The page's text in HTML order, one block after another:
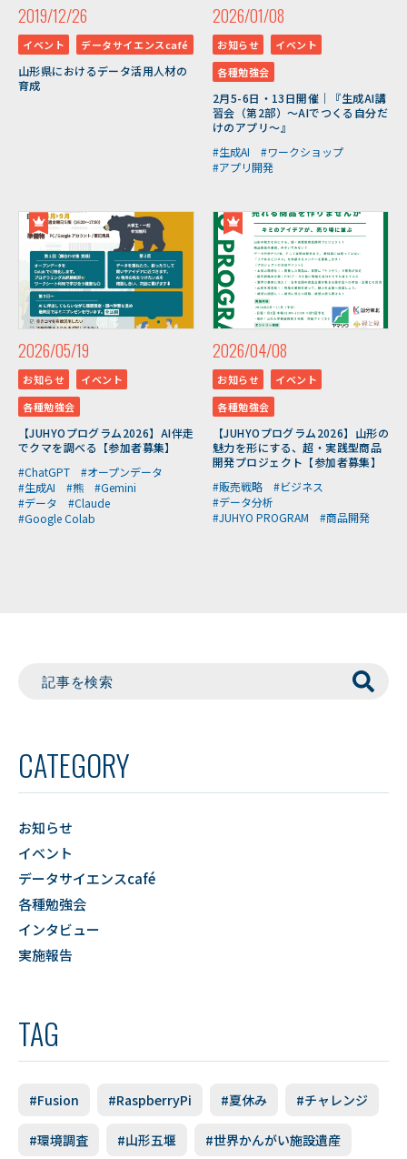
2019/12/26
イベント データサイエンスcafé
山形県におけるデータ活用人材の
育成
2026/01/08
お知らせ
イベント
各種勉強会
2月5-6日・13日開催｜『生成AI講
習会（第2部）～AIでつくる自分だ
けのアプリ～』
#生成AI
#ワークショップ
#アプリ開発
2026/05/19
お知らせ
イベント
各種勉強会
【JUHYOプログラム2026】AI伴走
でクマを調べる【参加者募集】
#ChatGPT
#オープンデータ
#生成AI
#熊
#Gemini
#データ
#Claude
#Google Colab
2026/04/08
お知らせ
イベント
各種勉強会
【JUHYOプログラム2026】山形の
魅力を形にする、超・実践型商品
開発プロジェクト【参加者募集】
#販売戦略
#ビジネス
#データ分析
#JUHYO PROGRAM
#商品開発
CATEGORY
お知らせ
イベント
データサイエンスcafé
各種勉強会
インタビュー
実施報告
TAG
#Fusion #RaspberryPi #夏休み #チャレンジ
#環境調査 #山形五堰 #世界かんがい施設遺産